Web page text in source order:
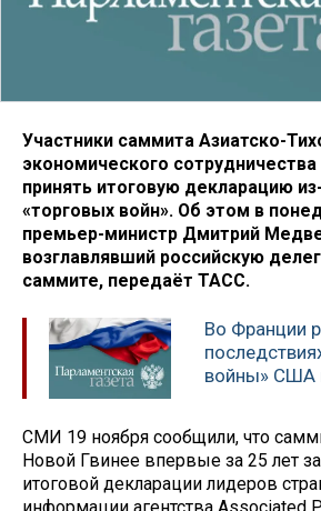
Участники саммита Азиатско-
экономического
принять итоговую декларацию
«торговых войн». Об этом в
премьер-министр Дмитрий
возглавлявший российскую
саммите, передаёт ТАСС.
Во Франции
войны» США
СМИ 19 ноября сообщили, что
Новой Гвинее впервые за 25 лет
итоговой декларации лидеров